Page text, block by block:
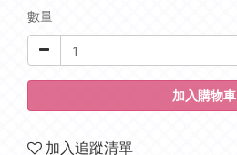
數量
加入購物車
加入追蹤清單